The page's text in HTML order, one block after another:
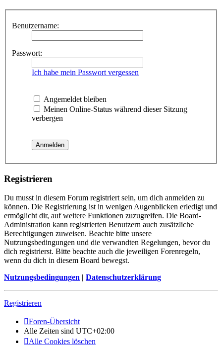
Benutzername:
Passwort:
Ich habe mein Passwort vergessen
Angemeldet bleiben
Meinen Online-Status während dieser Sitzung
verbergen
Registrieren
Du musst in diesem Forum registriert sein, um dich anmelden zu
können. Die Registrierung ist in wenigen Augenblicken erledigt und
ermöglicht dir, auf weitere Funktionen zuzugreifen. Die Board-
Administration kann registrierten Benutzern auch zusätzliche
Berechtigungen zuweisen. Beachte bitte unsere
Nutzungsbedingungen und die verwandten Regelungen, bevor du
dich registrierst. Bitte beachte auch die jeweiligen Forenregeln,
wenn du dich in diesem Board bewegst.
Nutzungsbedingungen | Datenschutzerklärung
Registrieren
Foren-Übersicht
Alle Zeiten sind UTC+02:00
Alle Cookies löschen